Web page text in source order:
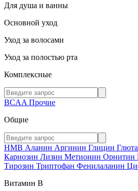
Для душа и ванны
Основной уход
Уход за волосами
Уход за полостью рта
Комплексные
BCAA Прочие
Общие
HMB Аланин Аргинин Глицин
Карнозин Лизин Метионин Орнитин
Тирозин Триптофан Фенилаланин
Витамин В